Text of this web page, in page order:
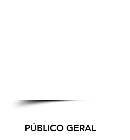
PÚBLICO GERAL